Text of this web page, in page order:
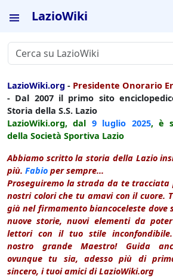
LazioWiki
LazioWiki.org - Presidente Onorario
- Dal 2007 il primo sito
Storia della S.S. Lazio
LazioWiki.org, dal 9 luglio 2025, è
della Società Sportiva Lazio
Abbiamo scritto la storia della Lazio
più. Fabio per sempre...
Proseguiremo la strada da te tracciata
nostri colori che tu amavi con il cuore.
già nel firmamento biancoceleste dove
nuove storie, nuovi elementi da
lettori con il tuo stile
nostro grande Maestro! Guida
ovunque tu sia, adesso più di
sincero, i tuoi amici di LazioWiki.org